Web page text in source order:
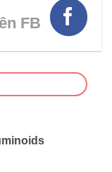
FB